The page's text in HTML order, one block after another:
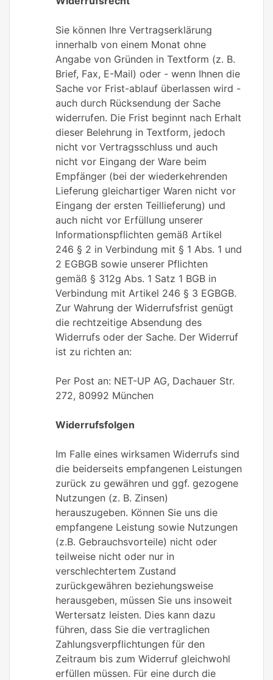
Sie können Ihre Vertragserklärung
innerhalb von einem Monat ohne
Angabe von Gründen in Textform (z. B.
Brief, Fax, E-Mail) oder - wenn Ihnen die
Sache vor Frist-ablauf überlassen wird -
auch durch Rücksendung der Sache
widerrufen. Die Frist beginnt nach Erhalt
dieser Belehrung in Textform, jedoch
nicht vor Vertragsschluss und auch
nicht vor Eingang der Ware beim
Empfänger (bei der wiederkehrenden
Lieferung gleichartiger Waren nicht vor
Eingang der ersten Teillieferung) und
auch nicht vor Erfüllung unserer
Informationspflichten gemäß Artikel
246 § 2 in Verbindung mit § 1 Abs. 1 und
2 EGBGB sowie unserer Pflichten
gemäß § 312g Abs. 1 Satz 1 BGB in
Verbindung mit Artikel 246 § 3 EGBGB.
Zur Wahrung der Widerrufsfrist genügt
die rechtzeitige Absendung des
Widerrufs oder der Sache. Der Widerruf
ist zu richten an:
Per Post an: NET-UP AG, Dachauer Str.
272, 80992 München
Widerrufsfolgen
Im Falle eines wirksamen Widerrufs sind
die beiderseits empfangenen Leistungen
zurück zu gewähren und ggf. gezogene
Nutzungen (z. B. Zinsen)
herauszugeben. Können Sie uns die
empfangene Leistung sowie Nutzungen
(z.B. Gebrauchsvorteile) nicht oder
teilweise nicht oder nur in
verschlechtertem Zustand
zurückgewähren beziehungsweise
herausgeben, müssen Sie uns insoweit
Wertersatz leisten. Dies kann dazu
führen, dass Sie die vertraglichen
Zahlungsverpflichtungen für den
Zeitraum bis zum Widerruf gleichwohl
erfüllen müssen. Für eine durch die